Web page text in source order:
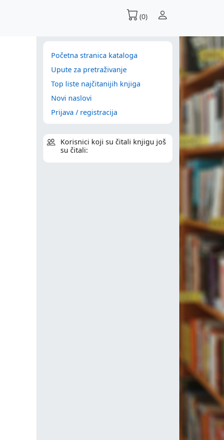
(0)
Početna stranica kataloga
Upute za pretraživanje
Top liste najčitanijih knjiga
Novi naslovi
Prijava / registracija
Korisnici koji su čitali knjigu još
su čitali: